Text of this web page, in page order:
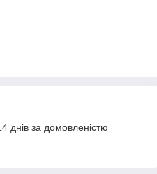
днів за домовленістю